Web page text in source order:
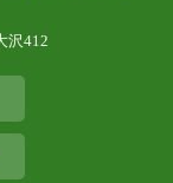
沢412